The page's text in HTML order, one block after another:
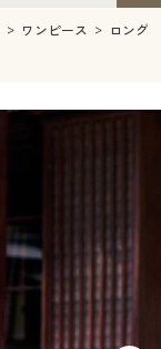
ワンピース ロング